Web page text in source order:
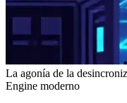
La agonía de la
Engine moderno